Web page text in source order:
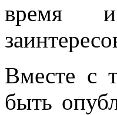
время и
Вместе с
быть